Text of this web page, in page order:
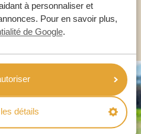
à personnaliser et
Pour en savoir plus,
de Google.
détails
PAYS